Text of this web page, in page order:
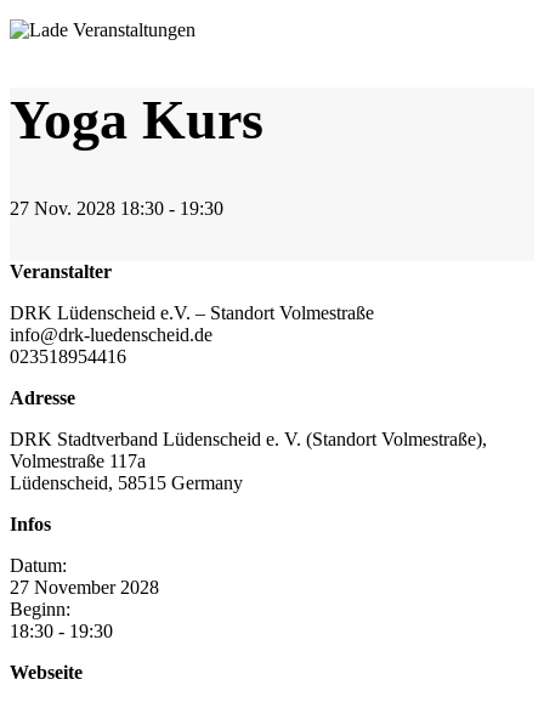
Yoga Kurs
27 Nov. 2028 18:30 - 19:30
Veranstalter
DRK Lüdenscheid e.V. – Standort Volmestraße
info@drk-luedenscheid.de
023518954416
Adresse
DRK Stadtverband Lüdenscheid e. V. (Standort Volmestraße),
Volmestraße 117a
Lüdenscheid, 58515 Germany
Infos
Datum:
27 November 2028
Beginn:
18:30 - 19:30
Webseite